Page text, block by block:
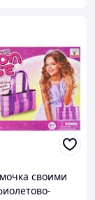
своими